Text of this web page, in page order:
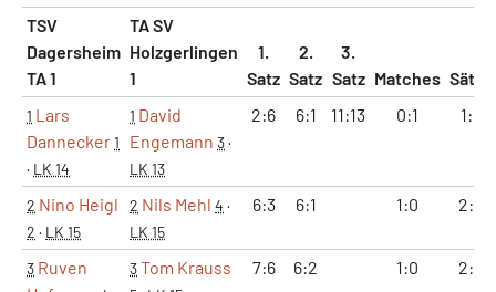
TSV
Dagersheim
TA 1
TA SV
Holzgerlingen
1
1.
Satz
2.
Satz
3.
Satz Matches Sätze
1 Lars
Dannecker1
· LK 14
1 David
Engemann 3·
LK 13
2:6 6:1 11:13 0:1 1:2
2 Nino Heigl
2 · LK 15
2 Nils Mehl 4 ·
LK 15
6:3 6:1 1:0 2:0
3 Ruven
3Tom Krauss 7:6 6:2 1:0 2:0